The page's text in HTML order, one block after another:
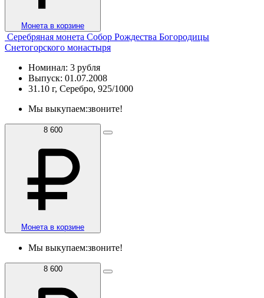
Монета в корзине
Серебряная монета Собор Рождества Богородицы
Снетогорского монастыря
Номинал: 3 рубля
Выпуск: 01.07.2008
31.10 г, Серебро, 925/1000
Мы выкупаем:звоните!
8 600
Монета в корзине
Мы выкупаем:звоните!
8 600